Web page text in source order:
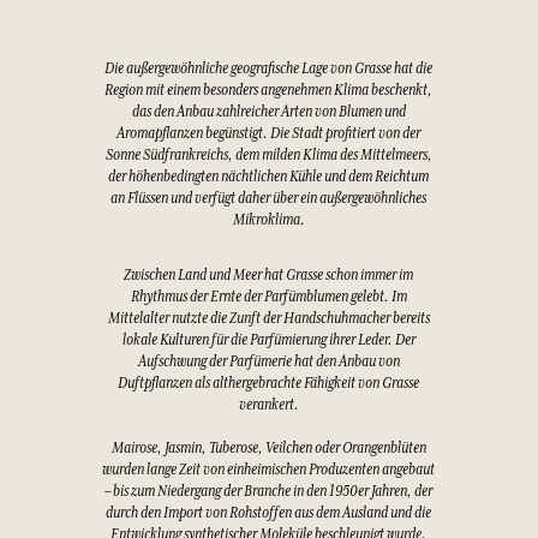
Die außergewöhnliche geografische Lage von Grasse hat die
Region mit einem besonders angenehmen Klima beschenkt,
das den Anbau zahlreicher Arten von Blumen und
Aromapflanzen begünstigt. Die Stadt profitiert von der
Sonne Südfrankreichs, dem milden Klima des Mittelmeers,
der höhenbedingten nächtlichen Kühle und dem Reichtum
an Flüssen und verfügt daher über ein außergewöhnliches
Mikroklima.
Zwischen Land und Meer hat Grasse schon immer im
Rhythmus der Ernte der Parfümblumen gelebt. Im
Mittelalter nutzte die Zunft der Handschuhmacher bereits
lokale Kulturen für die Parfümierung ihrer Leder. Der
Aufschwung der Parfümerie hat den Anbau von
Duftpflanzen als althergebrachte Fähigkeit von Grasse
verankert.
Mairose, Jasmin, Tuberose, Veilchen oder Orangenblüten
wurden lange Zeit von einheimischen Produzenten angebaut
– bis zum Niedergang der Branche in den 1950er Jahren, der
durch den Import von Rohstoffen aus dem Ausland und die